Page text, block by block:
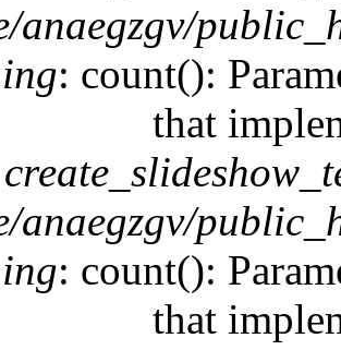
anaegzgv/
: count():
that
anaegzgv/
: count():
that